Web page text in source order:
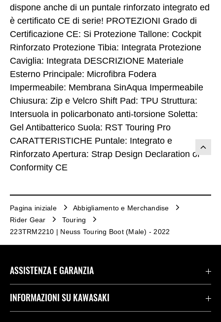
dispone anche di un puntale rinforzato integrato ed
è certificato CE di serie! PROTEZIONI Grado di
Certificazione CE: Si Protezione Tallone: Cockpit
Rinforzato Protezione Tibia: Integrata Protezione
Caviglia: Integrata DESCRIZIONE Materiale
Esterno Principale: Microfibra Fodera
Impermeabile: Membrana SinAqua Impermeabile
Chiusura: Zip e Velcro Shift Pad: TPU Struttura:
Intersuola in policarbonato anti-torsione Soletta:
Gel Antibatterico Suola: RST Touring Pro
CARATTERISTICHE Puntale: Integrato e
Rinforzato Apertura: Strap Design Declaration of
Conformity CE
Pagina iniziale
Abbigliamento e Merchandise
Rider Gear
Touring
223TRM2210 | Neuss Touring Boot (Male) - 2022
ASSISTENZA E GARANZIA
Assistenza Stradale Kawasaki
INFORMAZIONI SU KAWASAKI